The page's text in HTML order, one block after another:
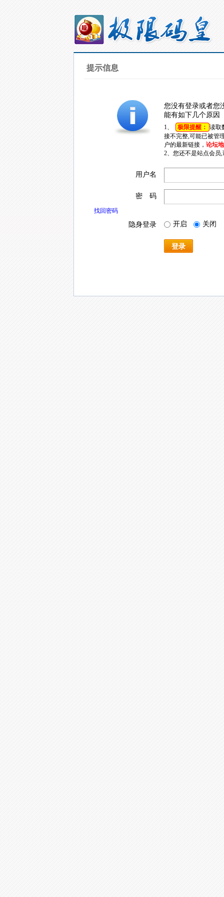
提示信息
您没有登录或者您
能有如下几个原因
1、 极限提醒： 读取
接不完整,可能已被管
户的最新链接， 论坛
2、您还不是站点会员
用户名
密 码
找回密码
隐身登录 开启 关闭
登录